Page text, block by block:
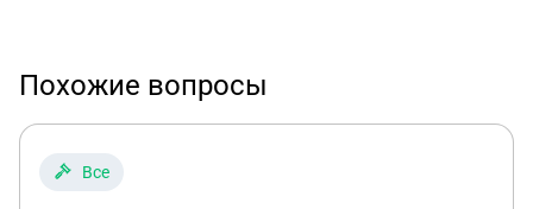
Похожие вопросы
Все